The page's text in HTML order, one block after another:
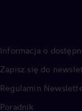
Informacja o
Zapisz się do
Regulamin
Poradnik